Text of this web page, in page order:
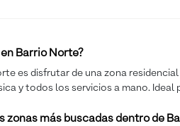
Barrio Norte?
es disfrutar de una zona
y todos los servicios a mano.
zonas más buscadas dentro de